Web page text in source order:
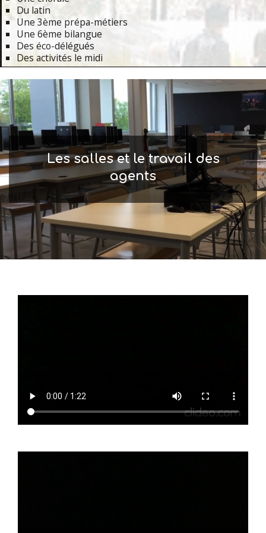
Du latin
Une 3ème prépa-métiers
Une 6ème bilangue
Des éco-délégués
Des activités le midi
Navigation
Menu
Les salles et le travail des
agents